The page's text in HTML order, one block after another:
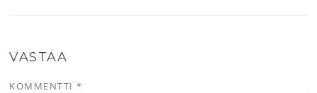
VASTAA
KOMMENTTI*